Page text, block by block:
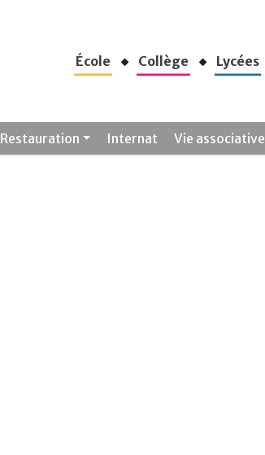
École Collège Lycées
Restauration Internat Vie associative